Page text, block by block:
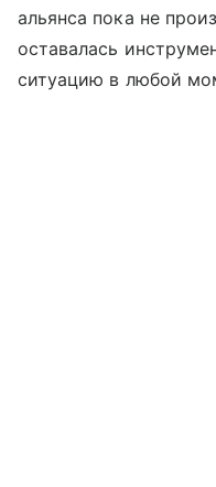
альянса пока не
оставалась
ситуацию в любой